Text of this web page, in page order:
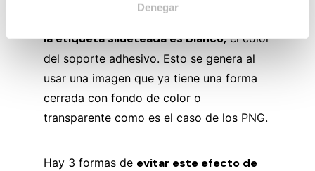
Denegar
Como se puede observar,
la etiqueta silueteada es blanco,el color
del soporte adhesivo. Esto se genera al
usar una imagen que ya tiene una forma
cerrada con fondo de color o
transparente como es el caso de los PNG.
Hay 3 formas de evitar este efecto de